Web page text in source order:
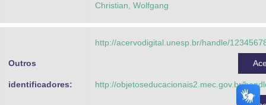
Christian, Wolfgang
Outros
identificadores:
http://acervodigital.unesp.br/handle/
http://objetoseducacionais2.mec.gov.br/